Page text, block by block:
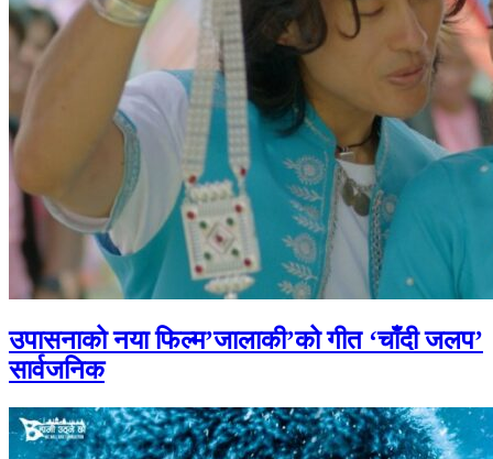
उपासनाको नया फिल्म’जालाकी’को गीत ‘चाँदी जलप’
सार्वजनिक